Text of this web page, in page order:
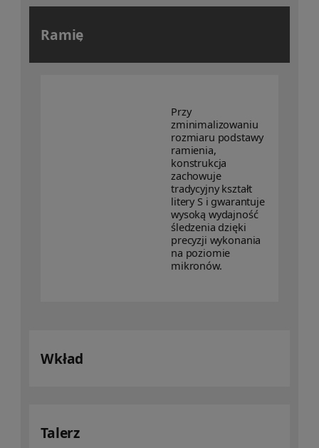
Ramię
Przy
zminimalizowaniu
rozmiaru podstawy
ramienia,
konstrukcja
zachowuje
tradycyjny kształt
litery S i gwarantuje
wysoką wydajność
śledzenia dzięki
precyzji wykonania
na poziomie
mikronów.
Wkład
Talerz